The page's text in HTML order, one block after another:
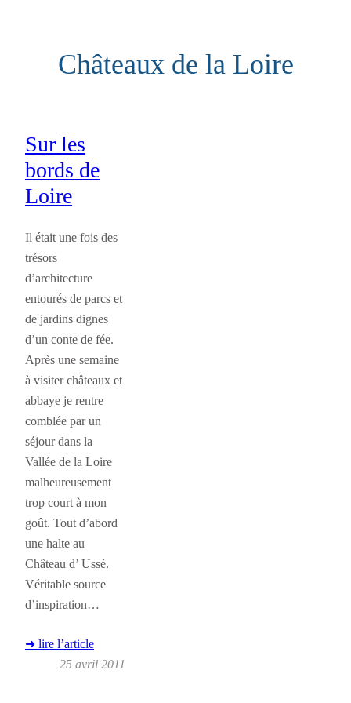
Châteaux de la Loire
Sur les
bords de
Loire
Il était une fois des
trésors
d’architecture
entourés de parcs et
de jardins dignes
d’un conte de fée.
Après une semaine
à visiter châteaux et
abbaye je rentre
comblée par un
séjour dans la
Vallée de la Loire
malheureusement
trop court à mon
goût. Tout d’abord
une halte au
Château d’ Ussé.
Véritable source
d’inspiration…
➜ lire l’article
25 avril 2011